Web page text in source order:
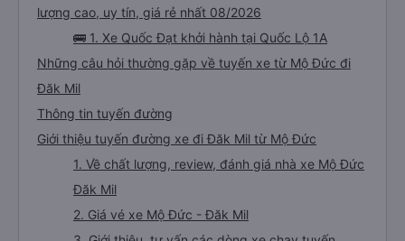
lượng cao, uy tín, giá rẻ nhất 08/2026
🚌 1. Xe Quốc Đạt khởi hành tại Quốc Lộ 1A
Những câu hỏi thường gặp về tuyến xe từ Mộ Đức đi
Đăk Mil
Thông tin tuyến đường
Giới thiệu tuyến đường xe đi Đăk Mil từ Mộ Đức
1. Về chất lượng, review, đánh giá nhà xe Mộ Đức
Đăk Mil
2. Giá vé xe Mộ Đức - Đăk Mil